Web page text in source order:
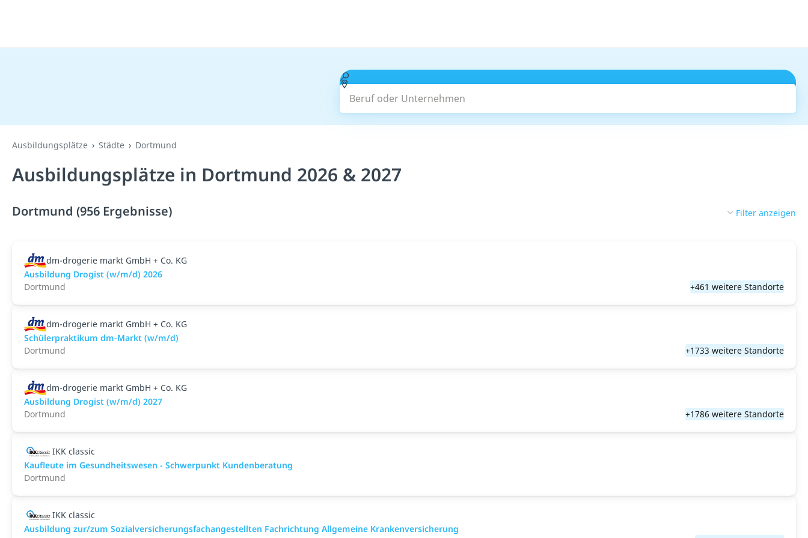
Beruf oder Unternehmen
Ausbildungsplätze Städte Dortmund
Ausbildungsplätze in Dortmund 2026 & 2027
Dortmund (956 Ergebnisse) Filter anzeigen
dm-drogerie markt GmbH + Co. KG
Ausbildung Drogist (w/m/d) 2026
Dortmund
+461 weitere Standorte
dm-drogerie markt GmbH + Co. KG
Schülerpraktikum dm-Markt (w/m/d)
Dortmund
+1733 weitere Standorte
dm-drogerie markt GmbH + Co. KG
Ausbildung Drogist (w/m/d) 2027
Dortmund
+1786 weitere Standorte
IKK classic
Kaufleute im Gesundheitswesen - Schwerpunkt Kundenberatung
Dortmund
IKK classic
Aus­bild­ung zur/zum Sozial­versicher­ungs­fach­angestellten­ Fach­richtung All­gemeine Kranken­versicher­ung